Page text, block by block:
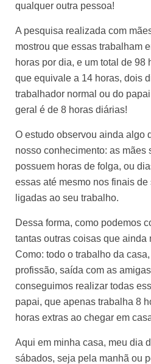
qualquer outra pessoa!
A pesquisa realizada com
mostrou que essas trabalham
horas por dia, e um total de 98
que equivale a 14 horas, dois
trabalhador normal ou do
geral é de 8 horas diárias!
O estudo observou ainda algo
nosso conhecimento: as mães
possuem horas de folga, ou
essas até mesmo nos finais
ligadas ao seu trabalho.
Dessa forma, como podemos
tantas outras coisas que ainda
Como: todo o trabalho da
profissão, saída com as
conseguimos realizar todas
papai, que apenas trabalha 8
horas extras ao chegar em
Aqui em minha casa, meu dia
sábados, seja pela manhã ou